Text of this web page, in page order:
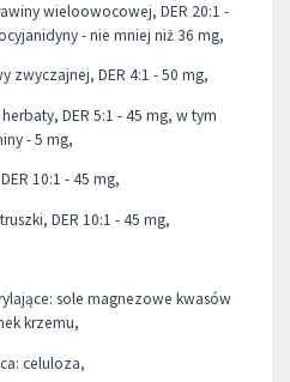
wieloowocowej, DER 20:1 -
- nie mniej niż 36 mg,
zwyczajnej, DER 4:1 - 50 mg,
DER 5:1 - 45 mg, w tym
- 5 mg,
10:1 - 45 mg,
DER 10:1 - 45 mg,
sole magnezowe kwasów
krzemu,
celuloza,